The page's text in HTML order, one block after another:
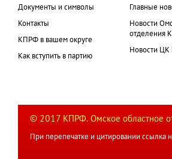
Документы и символы
Контакты
КПРФ в вашем округе
Как вступить в партию
Главные
Новости
отделения
Новости
© 2017 КПРФ. Омское областное
При перепечатке и цитировании ссылка